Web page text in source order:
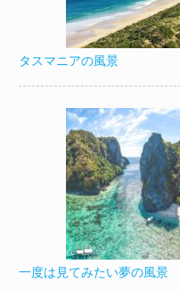
タスマニアの風景
一度は見てみたい夢の風景